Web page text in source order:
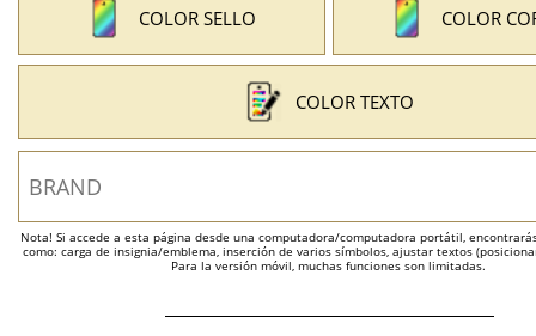
COLOR SELLO COLOR
COLOR TEXTO
Nota! Si accede a esta página desde una computadora/computadora portátil,
como: carga de insignia/emblema, inserción de varios símbolos, ajustar textos
Para la versión móvil, muchas funciones son limitadas.